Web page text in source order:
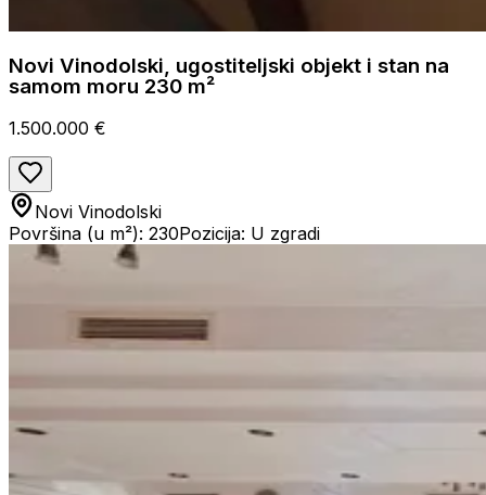
Novi Vinodolski, ugostiteljski objekt i stan na
samom moru 230 m²
1.500.000 €
Novi Vinodolski
Površina (u m²): 230Pozicija: U zgradi